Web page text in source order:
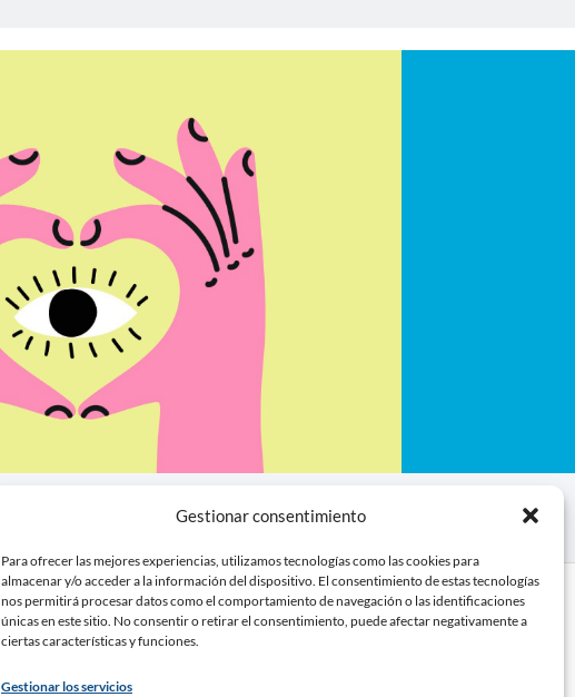
Gestionar consentimiento
Para ofrecer las mejores experiencias, utilizamos tecnologías como las cookies para
almacenar y/o acceder a la información del dispositivo. El consentimiento de estas tecnologías
nos permitirá procesar datos como el comportamiento de navegación o las identificaciones
únicas en este sitio. No consentir o retirar el consentimiento, puede afectar negativamente a
ciertas características y funciones.
Gestionar los servicios
Contribuye
Haz un donativo
Hazte socio o socia